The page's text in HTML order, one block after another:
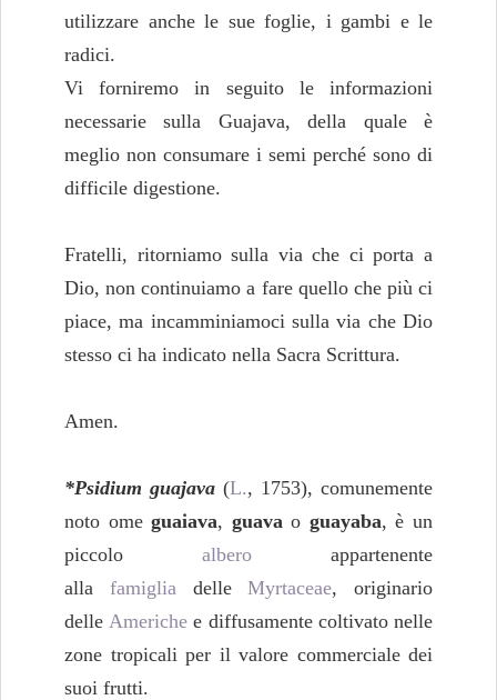
utilizzare anche le sue foglie, i gambi e le
radici.
Vi forniremo in seguito le informazioni
necessarie sulla Guajava, della quale è
meglio non consumare i semi perché sono di
difficile digestione.
Fratelli, ritorniamo sulla via che ci porta a
Dio, non continuiamo a fare quello che più ci
piace, ma incamminiamoci sulla via che Dio
stesso ci ha indicato nella Sacra Scrittura.
Amen.
*Psidium guajava (L., 1753), comunemente
noto omeguaiava, guava o guayaba, è un
piccolo albero appartenente
alla famiglia delleMyrtaceae, originario
delle Americhe e diffusamente coltivato nelle
zone tropicali per il valore commerciale dei
suoi frutti.